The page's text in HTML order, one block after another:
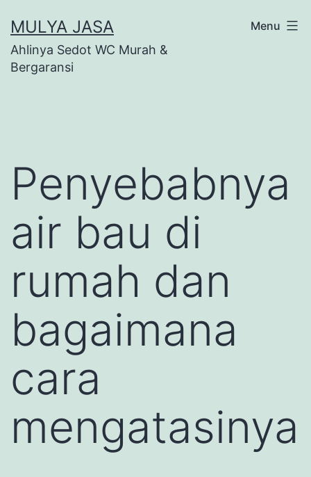
to
content
MULYA JASA
Ahlinya Sedot WC Murah &
Bergaransi
Menu
Penyebabnya
air bau di
rumah dan
bagaimana
cara
mengatasinya